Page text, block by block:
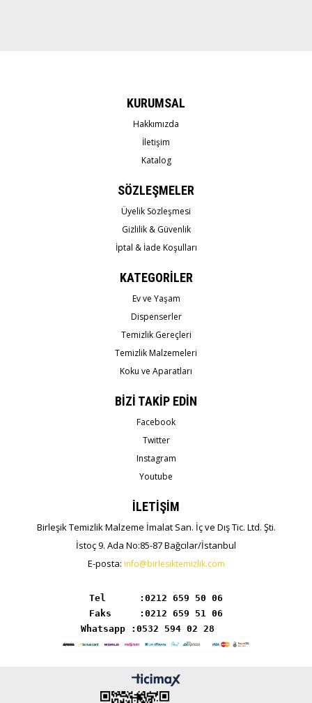
KURUMSAL
Hakkımızda
İletişim
Katalog
SÖZLEŞMELER
Üyelik Sözleşmesi
Gizlilik & Güvenlik
İptal & İade Koşulları
KATEGORİLER
Ev ve Yaşam
Dispenserler
Temizlik Gereçleri
Temizlik Malzemeleri
Koku ve Aparatları
BİZİ TAKİP EDİN
Facebook
Twitter
Instagram
Youtube
İLETİŞİM
Birleşik Temizlik Malzeme İmalat San. İç ve Dış Tic. Ltd. Şti.
İstoç 9. Ada No:85-87 Bağcılar/İstanbul
E-posta: info@birlesiktemizlik.com
Tel      :
Whatsapp :0532 594 02 28